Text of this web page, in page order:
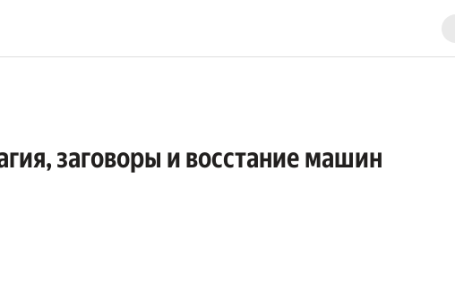
заговоры и восстание машин